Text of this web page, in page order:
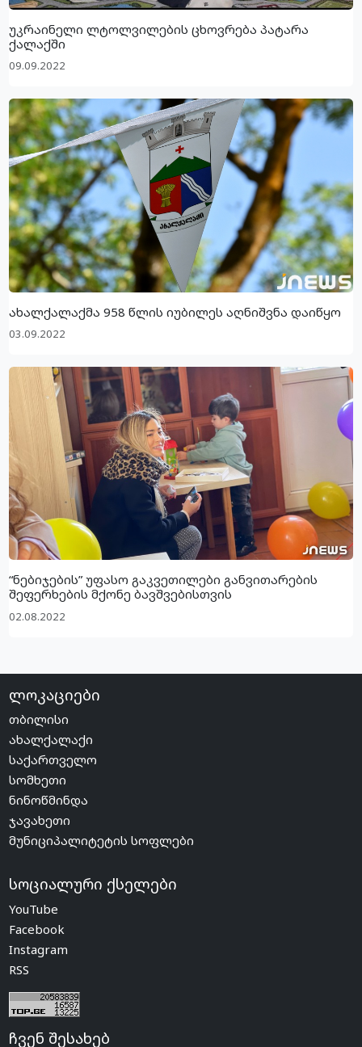
უკრაინელი ლტოლვილების ცხოვრება პატარა
ქალაქში
09.09.2022
ახალქალაქმა 958 წლის იუბილეს აღნიშვნა დაიწყო
03.09.2022
“ნებიჯების” უფასო გაკვეთილები განვითარების
შეფერხების მქონე ბავშვებისთვის
02.08.2022
ლოკაციები
თბილისი
ახალქალაქი
საქართველო
სომხეთი
ნინოწმინდა
ჯავახეთი
მუნიციპალიტეტის სოფლები
სოციალური ქსელები
YouTube
Facebook
Instagram
RSS
ჩვენ შესახებ